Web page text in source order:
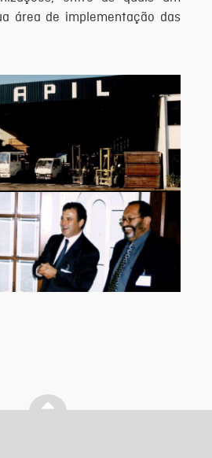
área de implementação das